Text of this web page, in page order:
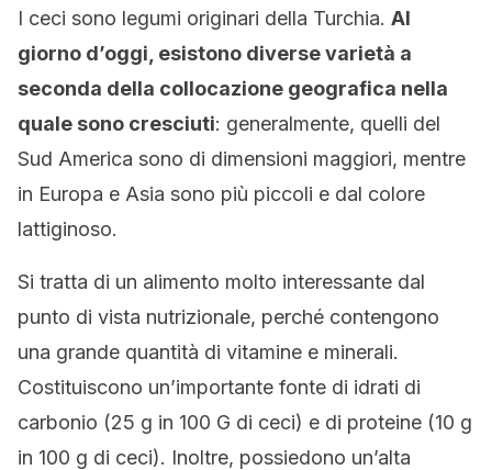
I ceci sono legumi originari della Turchia. Al
giorno d’oggi, esistono diverse varietà a
seconda della collocazione geografica nella
quale sono cresciuti: generalmente, quelli del
Sud America sono di dimensioni maggiori, mentre
in Europa e Asia sono più piccoli e dal colore
lattiginoso.
Si tratta di un alimento molto interessante dal
punto di vista nutrizionale, perché contengono
una grande quantità di vitamine e minerali.
Costituiscono un’importante fonte di idrati di
carbonio (25 g in 100 G di ceci) e di proteine (10 g
in 100 g di ceci). Inoltre, possiedono un’alta